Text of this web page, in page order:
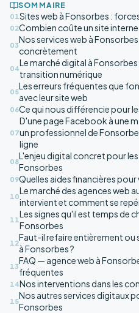
SOMMAIRE
01 Sites web à Fonsorbes :
02Combien coûte un site
03
Nos services web à
concrètement
04
Le marché digital à
transition numérique
05
Les erreurs fréquentes que
avec leur site web
06Ce qui nous différencie pour
07
D'une page Facebook à une
un professionnel de
ligne
08
L'enjeu digital concret pour
Fonsorbes
09Quelles aides financières
10
Le marché des agences web
intervient et comment se
11
Les signes qu'il est temps de
Fonsorbes
12
Faut-il refaire entièrement
à Fonsorbes ?
13
FAQ — agence web à
fréquentes
14Nos interventions dans les
15
Nos autres services digitaux
Fonsorbes